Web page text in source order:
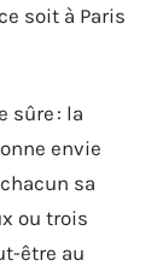
soit à Paris
sûre : la
envie
sa
ou trois
être au